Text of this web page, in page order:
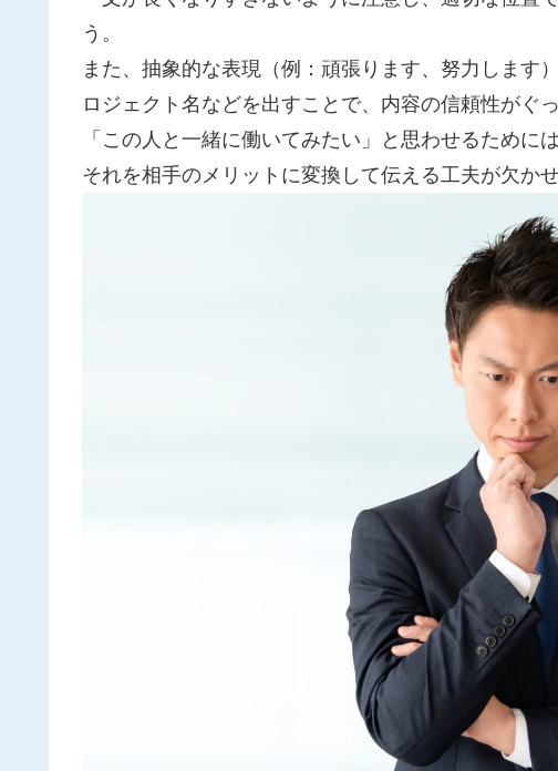
う。
また、抽象的な表現（例：頑張ります、努力します
ロジェクト名などを出すことで、内容の信頼性がぐ
「この人と一緒に働いてみたい」と思わせるために
それを相手のメリットに変換して伝える工夫が欠か